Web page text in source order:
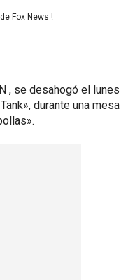
Fox News !
, se desahogó el lunes
durante una mesa